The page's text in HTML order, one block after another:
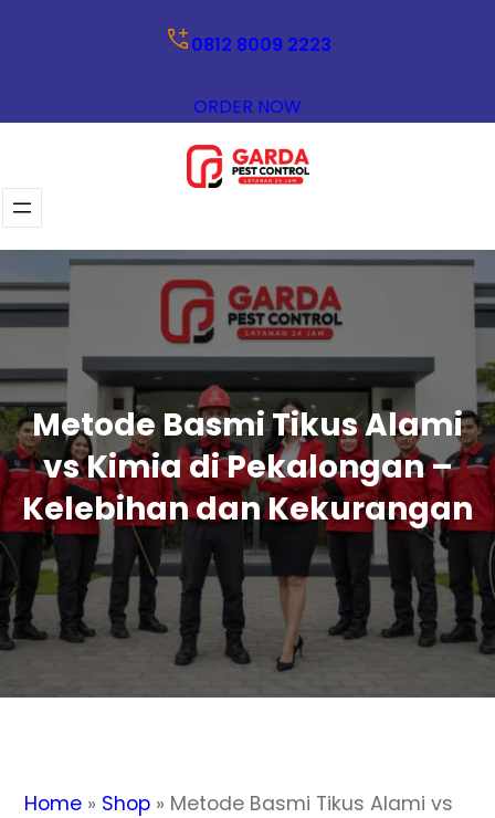
0812 8009 2223
ORDER NOW
Metode Basmi Tikus Alami
vs Kimia di Pekalongan –
Kelebihan dan Kekurangan
Home » Shop » Metode Basmi Tikus Alami vs